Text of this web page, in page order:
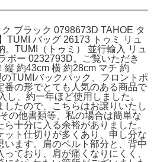
ブラック 0798673D TAHOE タ
TUMI バッグ 26173 トゥミ リュ
。TUMI（トゥミ） 並行輸入 リュ
ボー 0232793D。ご覧いただき
縦 約43cm 横 約28cm マチ 約
TUMIバックパック、フロントポ
番の形でとても人気のある商品で
し、約一年ほど使用しました。
したので、こちらはお譲りいたし
の他書類等、私の場合は簡単な
十分に入る余裕がありました。
ット仕切りが多くあり、申し分な
います。肩のベルト部分と、背中
ており、肩が痛くなりにくく、